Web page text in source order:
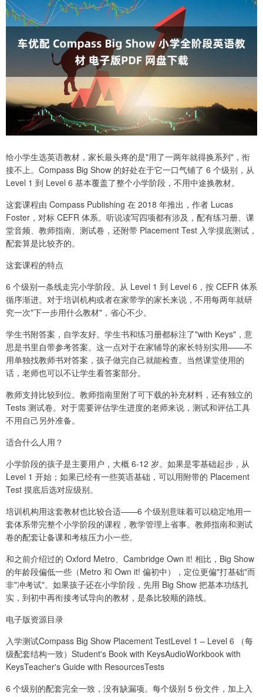
给小学生选英语教材，家长最头疼的是"用了一两年就得换系列"，衔
接不上。Compass Big Show 的好处在于它一口气铺了 6 个级别，从
Level 1 到 Level 6 基本覆盖了整个小学阶段，不用中途换教材。
这套课程由 Compass Publishing 在 2018 年推出，作者 Lucas
Foster，对标 CEFR 体系。听说读写四项都有涉及，配有练习册、课
堂音频、教师指南、测试卷，还附带 Placement Test 入学摸底测试，
配套算是比较齐的。
这套课程的特点
6 个级别一条线走完小学阶段。从 Level 1 到 Level 6，按 CEFR 体系
循序渐进。对于培训机构或者在家带学的家长来说，不用每两年就研
究一次"下一步用什么教材"，省心不少。
学生书附答案，自学友好。学生书和练习册都标注了"with Keys"，意
思是书里自带参考答案。这一点对于在家辅导的家长特别实用——不
用单独找教师书对答案，孩子做完自己就能检查。当然课堂使用的
话，老师也可以不让学生看答案部分。
教师支持比较到位。教师指南里附了可下载的补充材料，还有独立的
Tests 测试卷。对于需要评估学生进度的老师来说，测试和评估工具
不用自己另外准备。
适合什么人用？
小学阶段的孩子是主要用户，大概 6-12 岁。如果是零基础起步，从
Level 1 开始；如果已经有一些英语基础，可以用附带的 Placement
Test 摸底后选对应级别。
培训机构用这套教材也比较合适——6 个级别意味着可以稳定地用一
套体系带完整个小学阶段的课程，教学管理上省事。教师指南和测试
卷的配套让备课和考核压力小一些。
和之前介绍过的 Oxford Metro、Cambridge Own it! 相比，Big Show
的年龄段偏低一些（Metro 和 Own it! 偏初中），定位更偏"打基础"而
非"冲考试"。如果孩子还在小学阶段，先用 Big Show 把基本功练扎
实，到初中再衔接考试导向的教材，是条比较顺的路线。
电子版资源目录
入学测试Compass Big Show Placement TestLevel 1 – Level 6 （每
级配套结构一致）Student's Book with KeysAudioWorkbook with
KeysTeacher's Guide with ResourcesTests
6 个级别的配套完全一致，没有缺漏项。每个级别 5 份文件，加上入